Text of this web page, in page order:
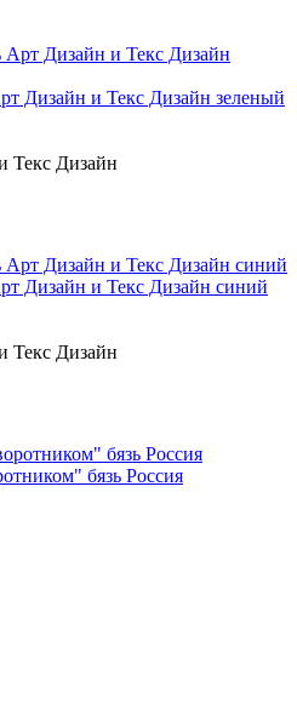
Дизайн и Текс Дизайн зеленый
Текс Дизайн
Дизайн и Текс Дизайн синий
Текс Дизайн
бязь Россия